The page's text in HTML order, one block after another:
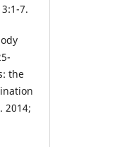
7.
the
2014;